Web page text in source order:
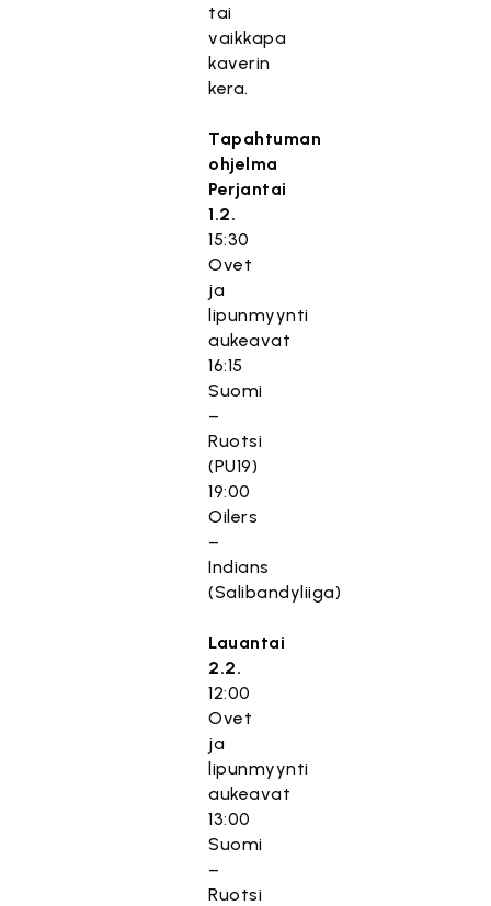
tai
vaikkapa
kaverin
kera.
Tapahtuman
ohjelma
Perjantai
1.2.
15:30
Ovet
ja
lipunmyynti
aukeavat
16:15
Suomi
–
Ruotsi
(PU19)
19:00
Oilers
–
Indians
(Salibandyliiga)
Lauantai
2.2.
12:00
Ovet
ja
lipunmyynti
aukeavat
13:00
Suomi
–
Ruotsi